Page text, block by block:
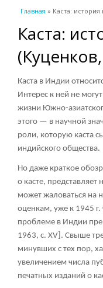
Вы здесь
Главная » Каста:
Каста:
Каста в Индии
Интерес к ней не
жизни Южно-
этого — в научной
роли, которую каста
индийского общества.
Но даже краткое
о касте,
может жаловаться на
оценкам, уже к 1945 г.
проблеме в Индии
1963, с. XV]. Свыше
минувших с тех пор,
увеличением числа
печатных изданий о